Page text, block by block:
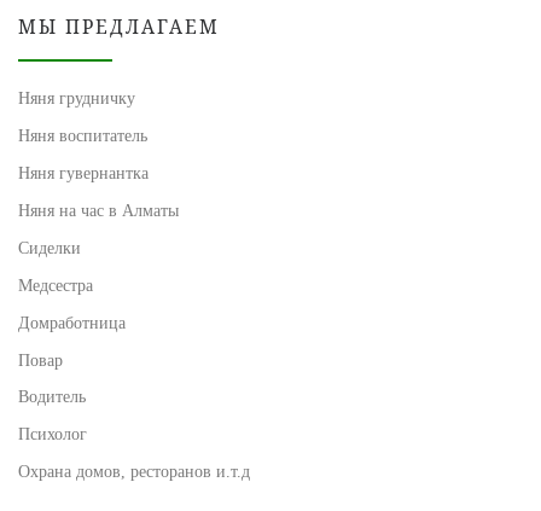
МЫ ПРЕДЛАГАЕМ
Няня грудничку
Няня воспитатель
Няня гувернантка
Няня на час в Алматы
Сиделки
Медсестра
Домработница
Повар
Водитель
Психолог
Охрана домов, ресторанов и.т.д